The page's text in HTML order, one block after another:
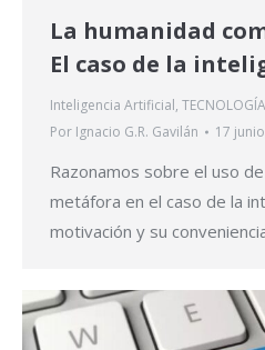
La humanidad
El caso de la
Inteligencia Artificial,
Por Ignacio G.R. Gavilán 17
Razonamos sobre el uso
metáfora en el caso de la
motivación y su